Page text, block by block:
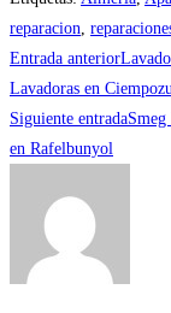
reparacion,
Leer
más
artículos
Entrada anterior
Lavadoras en
Siguiente entrada
en Rafelbunyol